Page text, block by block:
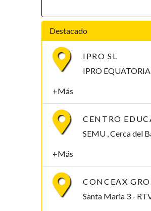
Destacado
IPRO SL
+Más
+Más